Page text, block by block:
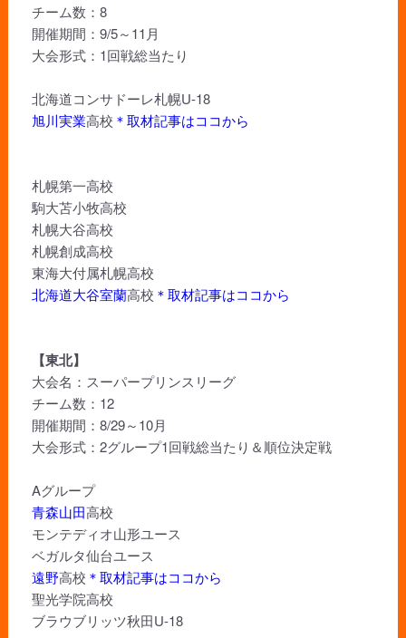
チーム数：8
開催期間：9/5～11月
大会形式：1回戦総当たり
北海道コンサドーレ札幌U-18
旭川実業高校 ＊取材記事はココから
札幌第一高校
駒大苫小牧高校
札幌大谷高校
札幌創成高校
東海大付属札幌高校
北海道大谷室蘭高校 ＊取材記事はココから
【東北】
大会名：スーパープリンスリーグ
チーム数：12
開催期間：8/29～10月
大会形式：2グループ1回戦総当たり＆順位決定戦
Aグループ
青森山田高校
モンテディオ山形ユース
ベガルタ仙台ユース
遠野高校 ＊取材記事はココから
聖光学院高校
ブラウブリッツ秋田U-18